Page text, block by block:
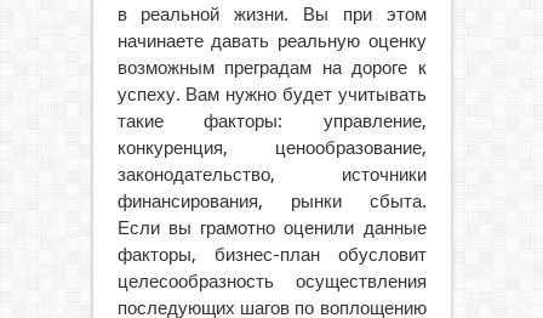
в реальной жизни. Вы при этом
начинаете давать реальную оценку
возможным преградам на дороге к
успеху. Вам нужно будет учитывать
такие факторы: управление,
конкуренция, ценообразование,
законодательство, источники
финансирования, рынки сбыта.
Если вы грамотно оценили данные
факторы, бизнес-план обусловит
целесообразность осуществления
последующих шагов по воплощению